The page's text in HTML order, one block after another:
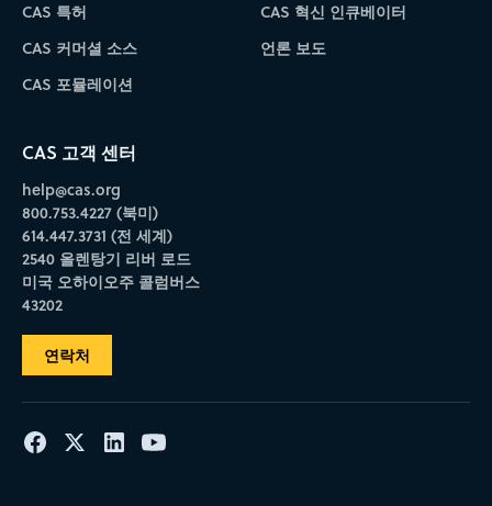
CAS 특허
CAS 커머셜 소스
CAS 포뮬레이션
CAS 혁신 인큐베이터
언론 보도
CAS 고객 센터
help@cas.org
800.753.4227 (북미)
614.447.3731 (전 세계)
2540 올렌탕기 리버 로드
미국 오하이오주 콜럼버스
43202
연락처